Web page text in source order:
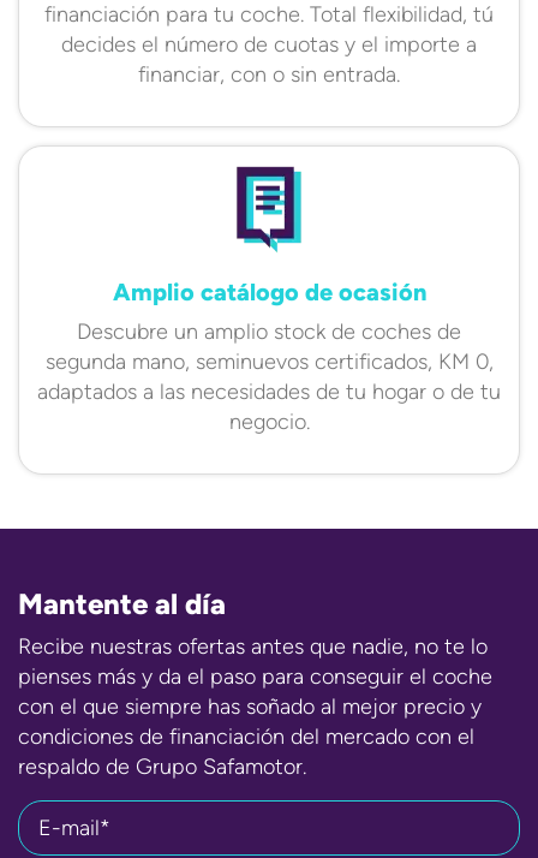
financiación para tu coche. Total flexibilidad, tú
decides el número de cuotas y el importe a
financiar, con o sin entrada.
Amplio catálogo de ocasión
Descubre un amplio stock de coches de
segunda mano, seminuevos certificados, KM 0,
adaptados a las necesidades de tu hogar o de tu
negocio.
Mantente al día
Recibe nuestras ofertas antes que nadie, no te lo
pienses más y da el paso para conseguir el coche
con el que siempre has soñado al mejor precio y
condiciones de financiación del mercado con el
respaldo de Grupo Safamotor.
E-mail*